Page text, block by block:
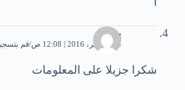
يحي
16 سبتمبر، 2016 | 12:08 ص قم
شكرا جزيلا على المعلومات